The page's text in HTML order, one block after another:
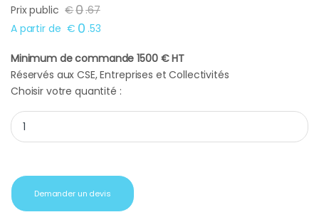
Prix public €0.67
A partir de € 0 .53
Minimum de commande 1500 € HT
Réservés aux CSE, Entreprises et Collectivités
Choisir votre quantité :
Sac cadeau écru poignées torsadées quantity
Demander un devis